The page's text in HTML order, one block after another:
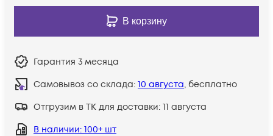
В корзину
Гарантия 3 месяца
Самовывоз со склада: 10 августа, бесплатно
Отгрузим в ТК для доставки: 11 августа
В наличии: 100+ шт